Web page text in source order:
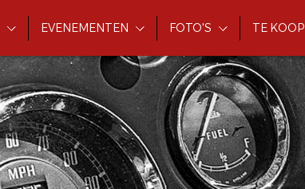
EVENEMENTEN FOTO'S TE KOOP